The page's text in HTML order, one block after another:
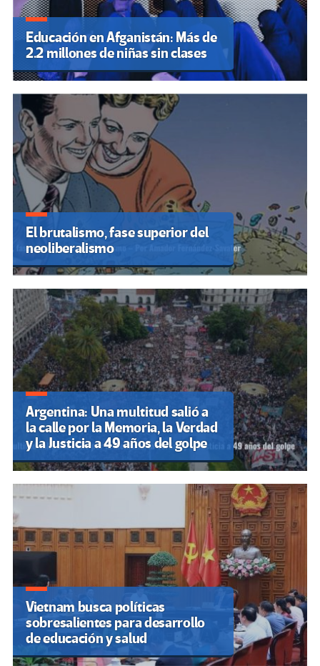
Educación en Afganistán: Más de
2.2 millones de niñas sin clases
El brutalismo, fase superior del
neoliberalismo
Argentina: Una multitud salió a
la calle por la Memoria, la Verdad
y la Justicia a 49 años del golpe
Vietnam busca políticas
sobresalientes para desarrollo
de educación y salud